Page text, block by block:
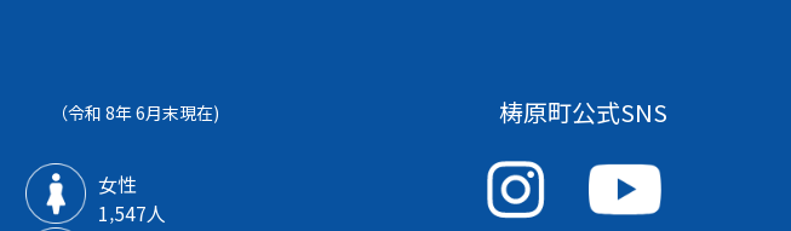
（令和 8年 6月末現在)
女性
1‚547人
梼原町公式SNS